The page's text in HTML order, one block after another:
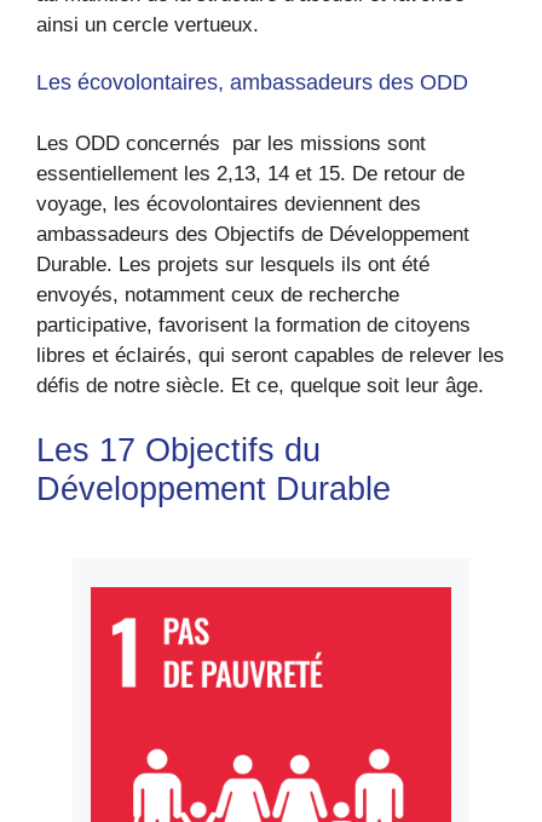
ainsi un cercle vertueux.
Les écovolontaires, ambassadeurs des ODD
Les ODD concernés par les missions sont
essentiellement les 2,13, 14 et 15. De retour de
voyage, les écovolontaires deviennent des
ambassadeurs des Objectifs de Développement
Durable. Les projets sur lesquels ils ont été
envoyés, notamment ceux de recherche
participative, favorisent la formation de citoyens
libres et éclairés, qui seront capables de relever les
défis de notre siècle. Et ce, quelque soit leur âge.
Les 17 Objectifs du
Développement Durable